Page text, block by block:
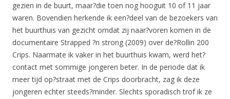
gezien in de buurt, maar?die toen nog hooguit 10 of 11 jaar
waren. Bovendien herkende ik een?deel van de bezoekers van
het buurthuis van gezicht omdat zij naar?voren komen in de
documentaire Strapped ?n strong (2009) over de?Rollin 200
Crips. Naarmate ik vaker in het buurthuis kwam, werd het?
contact met sommige jongeren beter. In de periode dat ik
meer tijd op?straat met de Crips doorbracht, zag ik deze
jongeren echter steeds?minder. Slechts sporadisch trof ik ze